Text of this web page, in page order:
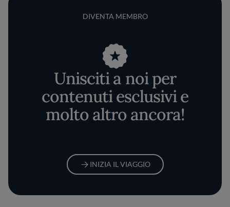
DIVENTA MEMBRO
Unisciti a noi per
contenuti esclusivi e
molto altro ancora!
INIZIA IL VIAGGIO